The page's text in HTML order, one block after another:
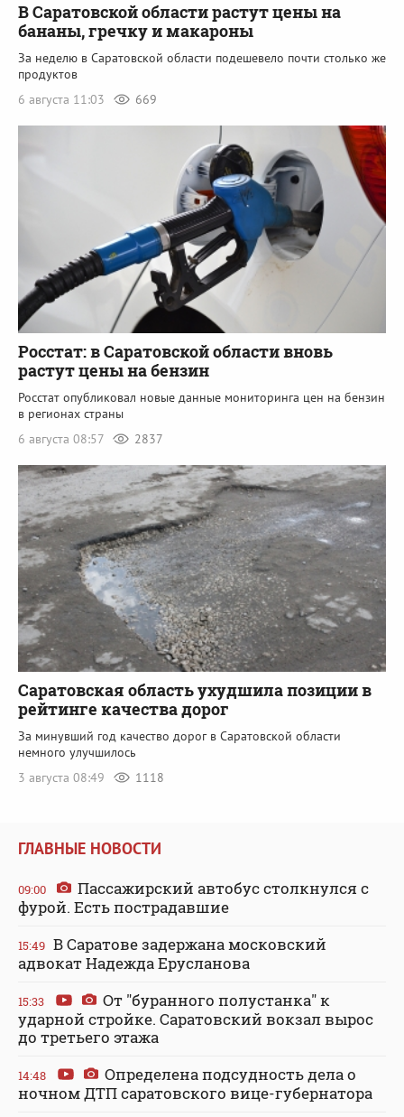
В Саратовской области растут цены на
бананы, гречку и макароны
За неделю в Саратовской области подешевело почти столько же
продуктов
6 августа 11:03
669
Росстат: в Саратовской области вновь
растут цены на бензин
Росстат опубликовал новые данные мониторинга цен на бензин
в регионах страны
6 августа 08:57
2837
Саратовская область ухудшила позиции в
рейтинге качества дорог
За минувший год качество дорог в Саратовской области
немного улучшилось
3 августа 08:49
1118
ГЛАВНЫЕ НОВОСТИ
09:00
Пассажирский автобус столкнулся с
фурой. Есть пострадавшие
15:49 В Саратове задержана московский
адвокат Надежда Ерусланова
15:33
От "буранного полустанка" к
ударной стройке. Саратовский вокзал вырос
до третьего этажа
14:48
Определена подсудность дела о
ночном ДТП саратовского вице-губернатора